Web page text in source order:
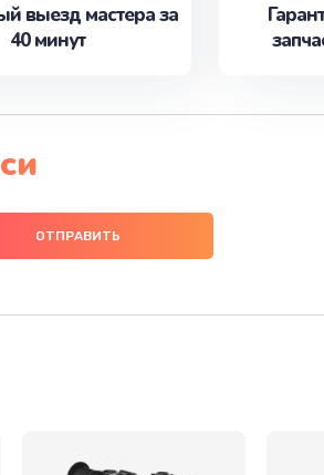
выезд мастера за
40 минут